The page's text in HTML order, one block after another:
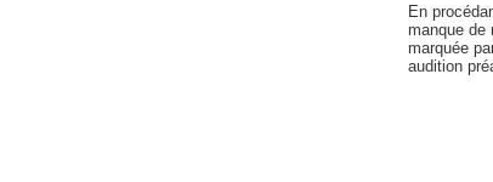
En
manque de
marquée
audition